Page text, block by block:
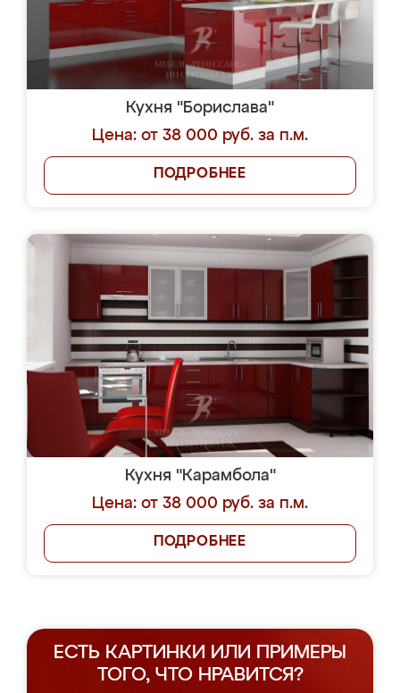
Кухня "Борислава"
Цена: от 38 000 руб. за п.м.
ПОДРОБНЕЕ
Кухня "Карамбола"
Цена: от 38 000 руб. за п.м.
ПОДРОБНЕЕ
ЕСТЬ КАРТИНКИ ИЛИ ПРИМЕРЫ
ТОГО, ЧТО НРАВИТСЯ?